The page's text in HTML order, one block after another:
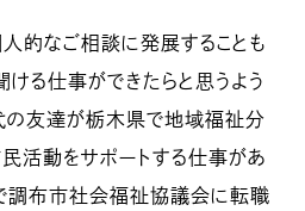
的なご相談に発展することも
ける仕事ができたらと思うよう
の友達が栃木県で地域福祉分
活動をサポートする仕事があ
で調布市社会福祉協議会に転職